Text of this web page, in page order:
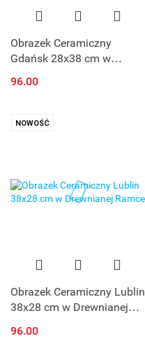
Obrazek Ceramiczny
Gdańsk 28x38 cm w
96.00
NOWOŚĆ
Obrazek Ceramiczny Lublin
38x28 cm w Drewnianej
96.00